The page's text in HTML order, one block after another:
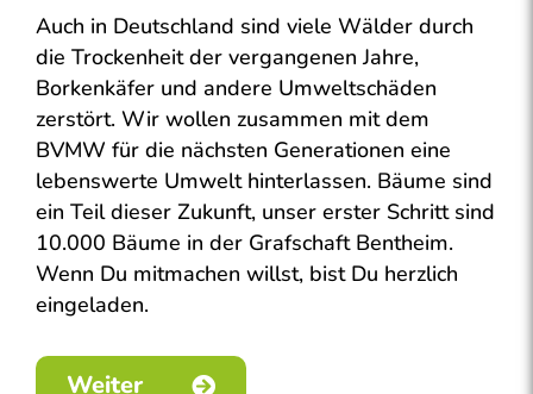
Auch in Deutschland sind viele Wälder durch
die Trockenheit der vergangenen Jahre,
Borkenkäfer und andere Umweltschäden
zerstört. Wir wollen zusammen mit dem
BVMW für die nächsten Generationen eine
lebenswerte Umwelt hinterlassen. Bäume sind
ein Teil dieser Zukunft, unser erster Schritt sind
10.000 Bäume in der Grafschaft Bentheim.
Wenn Du mitmachen willst, bist Du herzlich
eingeladen.
Weiter